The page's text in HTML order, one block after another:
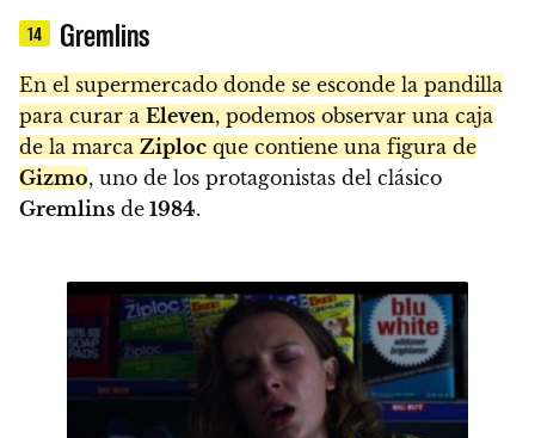
14 Gremlins
En el supermercado donde se esconde la pandilla
para curar a Eleven, podemos observar una caja
de la marca Ziploc que contiene una figura de
Gizmo, uno de los protagonistas del clásico
Gremlins de 1984.